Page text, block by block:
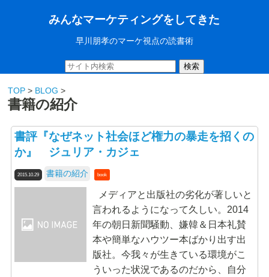
みんなマーケティングをしてきた
早川朋孝のマーケ視点の読書術
検索
TOP > BLOG >
書籍の紹介
書評『なぜネット社会ほど権力の暴走を招くの
か』 ジュリア・カジェ
2015.10.29 書籍の紹介 book
メディアと出版社の劣化が著しいと
言われるようになって久しい。2014
年の朝日新聞騒動、嫌韓＆日本礼賛
本や簡単なハウツー本ばかり出す出
版社。今我々が生きている環境がこ
ういった状況であるのだから、自分